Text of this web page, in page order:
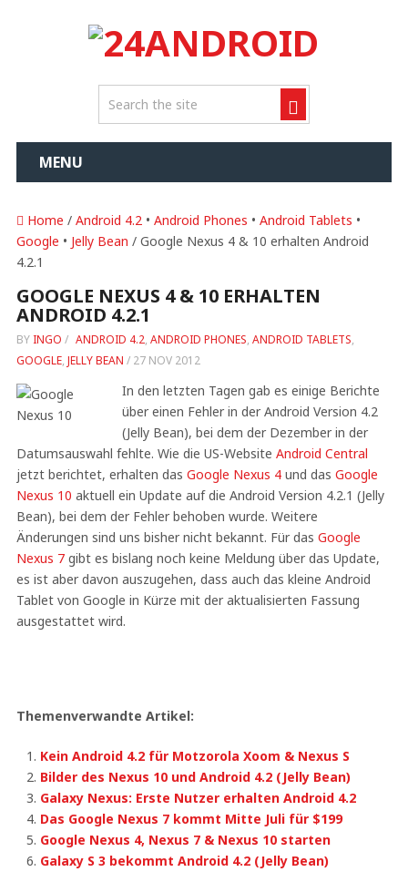
MENU
Home / Android 4.2• Android Phones • Android Tablets •
Google • Jelly Bean / Google Nexus 4 & 10 erhalten Android
4.2.1
GOOGLE NEXUS 4 & 10 ERHALTEN
ANDROID 4.2.1
BY INGO / ANDROID 4.2, ANDROID PHONES, ANDROID TABLETS,
GOOGLE, JELLY BEAN / 27 NOV 2012
In den letzten Tagen gab es einige Berichte
über einen Fehler in der Android Version 4.2
(Jelly Bean), bei dem der Dezember in der
Datumsauswahl fehlte. Wie die US-Website Android Central
jetzt berichtet, erhalten das Google Nexus 4und das Google
Nexus 10 aktuell ein Update auf die Android Version 4.2.1 (Jelly
Bean), bei dem der Fehler behoben wurde. Weitere
Änderungen sind uns bisher nicht bekannt. Für das Google
Nexus 7gibt es bislang noch keine Meldung über das Update,
es ist aber davon auszugehen, dass auch das kleine Android
Tablet von Google in Kürze mit der aktualisierten Fassung
ausgestattet wird.
Themenverwandte Artikel:
Kein Android 4.2 für Motzorola Xoom & Nexus S
Bilder des Nexus 10 und Android 4.2 (Jelly Bean)
Galaxy Nexus: Erste Nutzer erhalten Android 4.2
Das Google Nexus 7 kommt Mitte Juli für $199
Google Nexus 4, Nexus 7 & Nexus 10 starten
Galaxy S 3 bekommt Android 4.2 (Jelly Bean)